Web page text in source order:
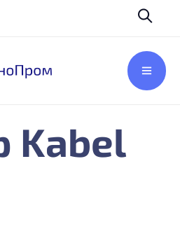
Kabel